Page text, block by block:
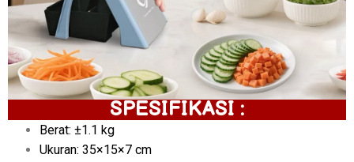
SPESIFIKASI :
Berat: ±1.1 kg
Ukuran: 35×15×7 cm